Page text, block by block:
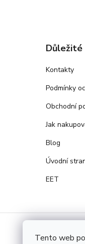
Tento web
Důležité
Kontakty
Podmínky
Obchodní
Jak
Blog
Úvodní
EET